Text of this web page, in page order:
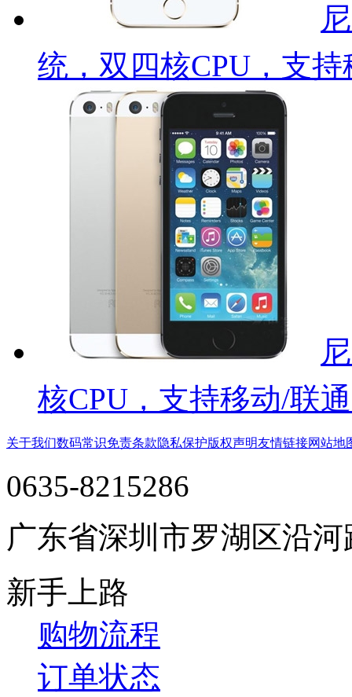
统，双四核CPU，支
核CPU，支持移动/联
关于我们数码常识免责条款隐私保护版权声明友情链接网站地
0635-8215286
广东省深圳市罗湖区沿河
新手上路
购物流程
订单状态